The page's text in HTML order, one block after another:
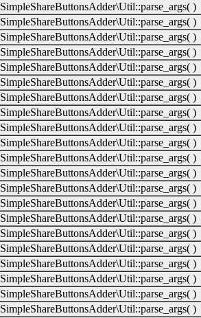
SimpleShareButtonsAdder\Util::parse_args( )
SimpleShareButtonsAdder\Util::parse_args( )
SimpleShareButtonsAdder\Util::parse_args( )
SimpleShareButtonsAdder\Util::parse_args( )
SimpleShareButtonsAdder\Util::parse_args( )
SimpleShareButtonsAdder\Util::parse_args( )
SimpleShareButtonsAdder\Util::parse_args( )
SimpleShareButtonsAdder\Util::parse_args( )
SimpleShareButtonsAdder\Util::parse_args( )
SimpleShareButtonsAdder\Util::parse_args( )
SimpleShareButtonsAdder\Util::parse_args( )
SimpleShareButtonsAdder\Util::parse_args( )
SimpleShareButtonsAdder\Util::parse_args( )
SimpleShareButtonsAdder\Util::parse_args( )
SimpleShareButtonsAdder\Util::parse_args( )
SimpleShareButtonsAdder\Util::parse_args( )
SimpleShareButtonsAdder\Util::parse_args( )
SimpleShareButtonsAdder\Util::parse_args( )
SimpleShareButtonsAdder\Util::parse_args( )
SimpleShareButtonsAdder\Util::parse_args( )
SimpleShareButtonsAdder\Util::parse_args( )